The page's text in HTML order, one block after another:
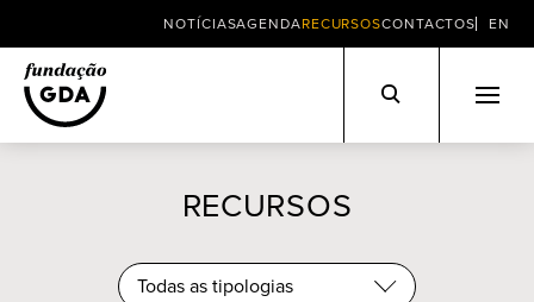
NOTÍCIASAGENDARECURSOSCONTACTOS EN
RECURSOS
Todas as tipologias